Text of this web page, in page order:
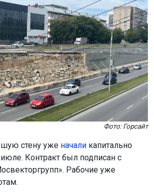
Фото: Горсайт
стену уже начали капитально
Контракт был подписан с
Рабочие уже